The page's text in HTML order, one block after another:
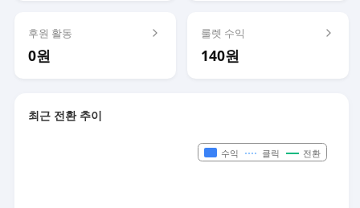
후원 활동
0원
룰렛 수익
140원
최근 전환 추이